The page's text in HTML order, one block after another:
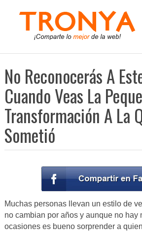
No Reconocerás A
Cuando Veas La
Transformación A La
Sometió
Muchas personas llevan un estilo de
no cambian por años y aunque no hay
ocasiones es bueno sorprender a